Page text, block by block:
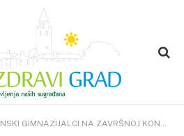
NA ZAVRŠNOJ KONFERENCIJI PROJEKTA ERASMUS+K2 DROPP-APP
NA